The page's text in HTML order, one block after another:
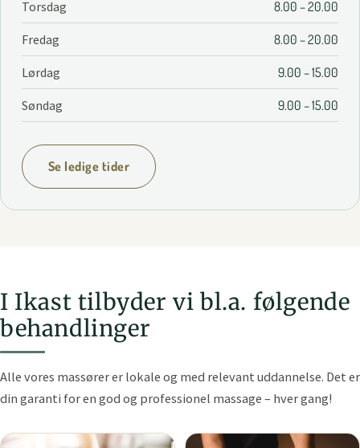
Torsdag 8.00 – 20.00
Fredag 8.00 – 20.00
Lørdag 9.00 – 15.00
Søndag 9.00 – 15.00
Se ledige tider
I Ikast tilbyder vi bl.a. følgende
behandlinger
Alle vores massører er lokale og med relevant uddannelse. Det er
din garanti for en god og professionel massage – hver gang!